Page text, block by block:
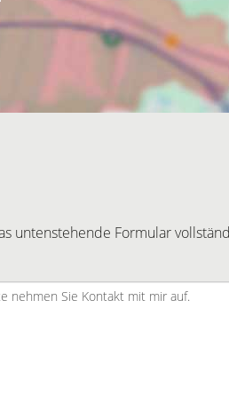
untenstehende Formular